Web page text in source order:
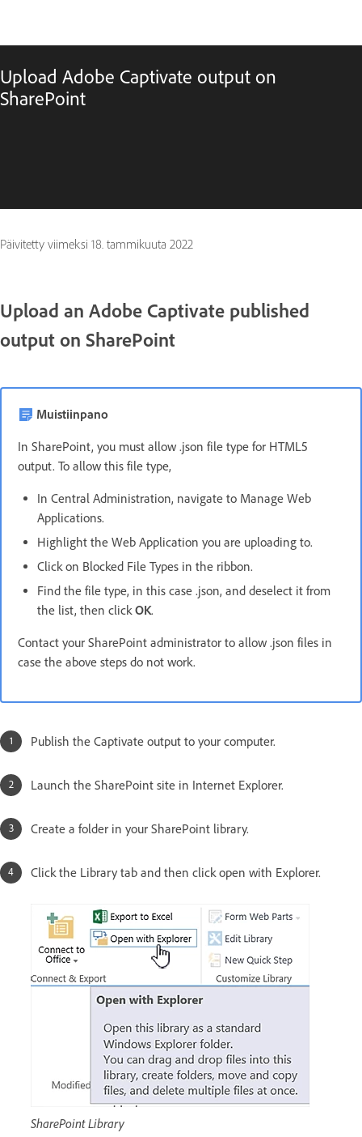
Upload Adobe Captivate output on
SharePoint
Päivitetty viimeksi 18. tammikuuta 2022
Upload an Adobe Captivate published
output on SharePoint
Muistiinpano
In SharePoint, you must allow .json file type for HTML5
output. To allow this file type,
In Central Administration, navigate to Manage Web
Applications.
Highlight the Web Application you are uploading to.
Click on Blocked File Types in the ribbon.
Find the file type, in this case .json, and deselect it from
the list, then clickOK.
Contact your SharePoint administrator to allow .json files in
case the above steps do not work.
Publish the Captivate output to your computer.
Launch the SharePoint site in Internet Explorer.
Create a folder in your SharePoint library.
Click the Library tab and then click open with Explorer.
SharePoint Library